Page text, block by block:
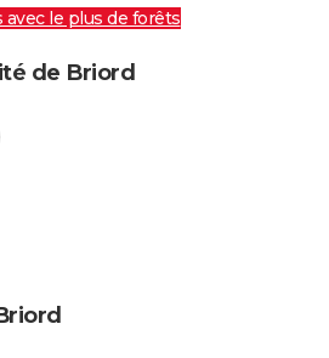
avec le plus de forêts
de Briord